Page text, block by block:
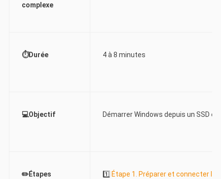
complexe
⏱️Durée 4 à 8 minutes
💻Objectif Démarrer Windows depuis un SSD
✏️Étapes 1️⃣ Étape 1. Préparer et connecter le